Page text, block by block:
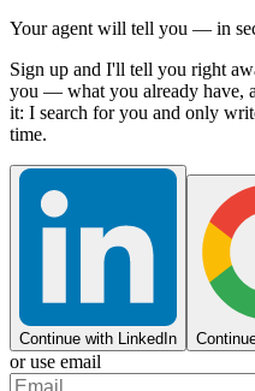
Your agent will tell you — in
Sign up and I'll tell you right
you — what you already have,
it: I search for you and only
time.
Continue with LinkedIn
or use email